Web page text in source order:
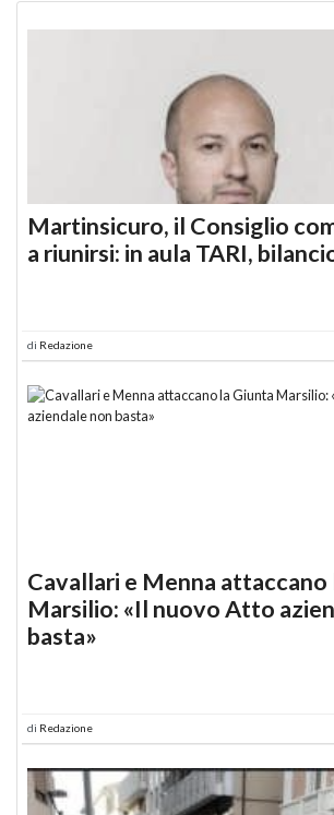
Martinsicuro, il Consiglio
a riunirsi: in aula TARI,
di Redazione
Cavallari e Menna attaccano
Marsilio: «Il nuovo Atto
basta»
di Redazione